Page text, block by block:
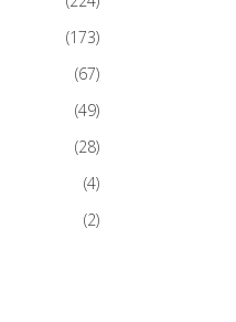
(173)
(67)
(49)
(28)
(4)
(2)